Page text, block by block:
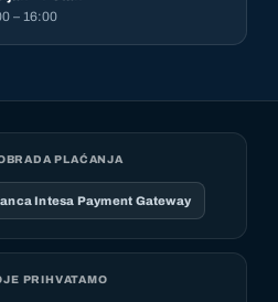
– 16:00
PLAĆANJA
Intesa Payment Gateway
PRIHVATAMO